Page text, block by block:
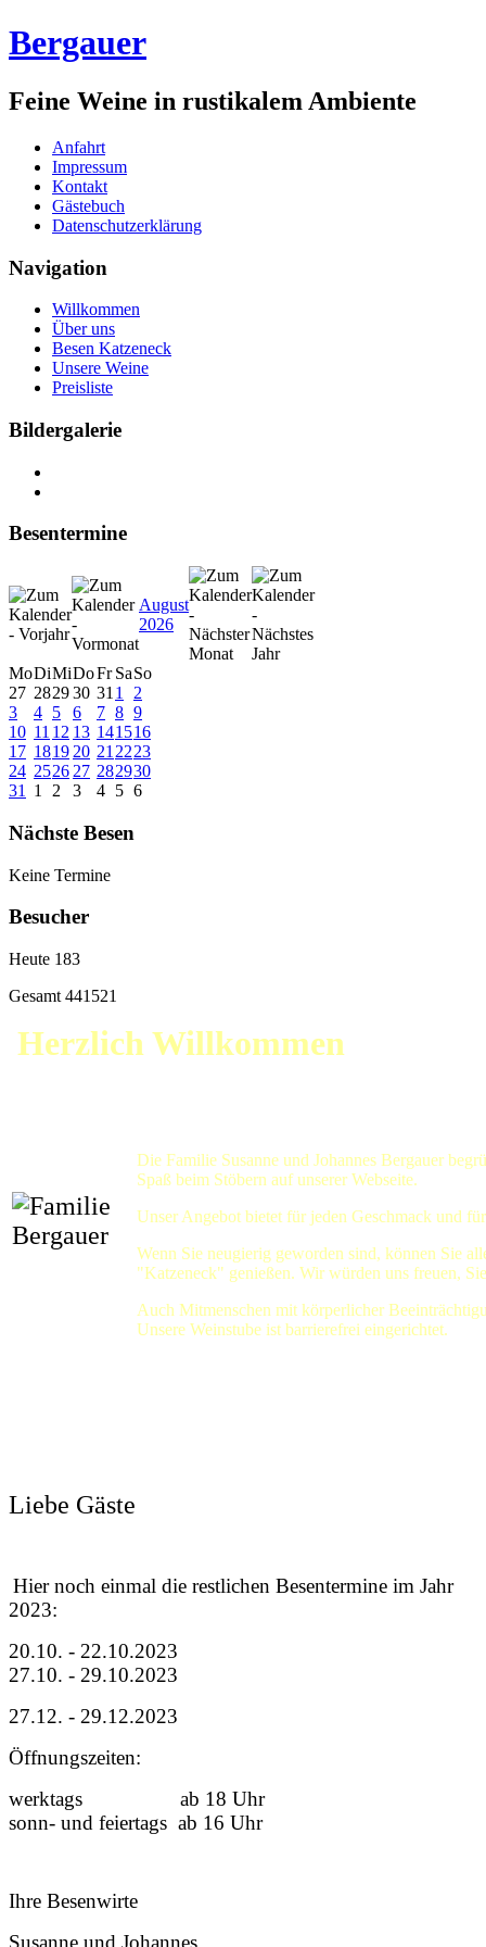
Bergauer
Feine Weine in rustikalem Ambiente
Anfahrt
Impressum
Kontakt
Gästebuch
Datenschutzerklärung
Navigation
Willkommen
Über uns
Besen Katzeneck
Unsere Weine
Preisliste
Bildergalerie
Besentermine
August
2026
MoDiMiDoFr SaSo
27 282930 31 1
2
3
4 5 6 7 8 9
10 11 12 13 141516
17 1819 20 21 2223
24 2526 27 282930
31
1 2 3 4 5 6
Nächste Besen
Keine Termine
Besucher
Heute 183
Gesamt 441521
Herzlich Willkommen
Die Familie Susanne und Johannes Bergauer
Spaß beim Stöbern auf unserer Webseite.
Unser Angebot bietet für jeden Geschmack und
Wenn Sie neugierig geworden sind, können Sie
"Katzeneck" genießen. Wir würden uns freuen,
Auch Mitmenschen mit körperlicher
Unsere Weinstube ist barrierefrei eingerichtet.
Liebe Gäste
Hier noch einmal die restlichen Besentermine im Jahr
2023:
20.10. - 22.10.2023
27.10. - 29.10.2023
27.12. - 29.12.2023
Öffnungszeiten:
werktags ab 18 Uhr
sonn- und feiertags ab 16 Uhr
Ihre Besenwirte
Susanne und Johannes